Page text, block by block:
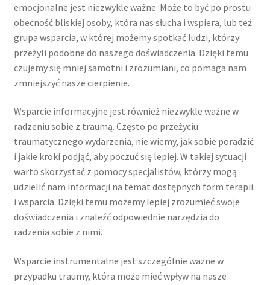
emocjonalne jest niezwykle ważne. Może to być po prostu
obecność bliskiej osoby, która nas słucha i wspiera, lub też
grupa wsparcia, w której możemy spotkać ludzi, którzy
przeżyli podobne do naszego doświadczenia. Dzięki temu
czujemy się mniej samotni i zrozumiani, co pomaga nam
zmniejszyć nasze cierpienie.
Wsparcie informacyjne jest również niezwykle ważne w
radzeniu sobie z traumą. Często po przeżyciu
traumatycznego wydarzenia, nie wiemy, jak sobie poradzić
i jakie kroki podjąć, aby poczuć się lepiej. W takiej sytuacji
warto skorzystać z pomocy specjalistów, którzy mogą
udzielić nam informacji na temat dostępnych form terapii
i wsparcia. Dzięki temu możemy lepiej zrozumieć swoje
doświadczenia i znaleźć odpowiednie narzędzia do
radzenia sobie z nimi.
Wsparcie instrumentalne jest szczególnie ważne w
przypadku traumy, która może mieć wpływ na nasze